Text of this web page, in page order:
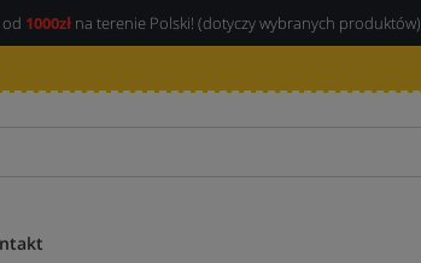
1000zł na terenie Polski! (dotyczy wybranych produktów)